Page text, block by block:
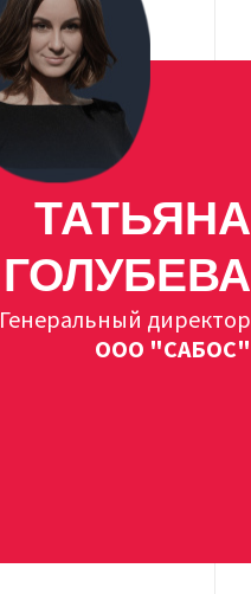
ТАТЬЯНА
ГОЛУБЕВА
Генеральный директор
ООО "САБОС"